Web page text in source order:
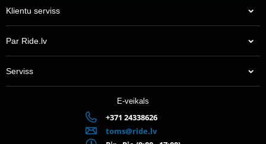
Klientu serviss
Par Ride.lv
Serviss
E-veikals
+371 24338626
toms@ride.lv